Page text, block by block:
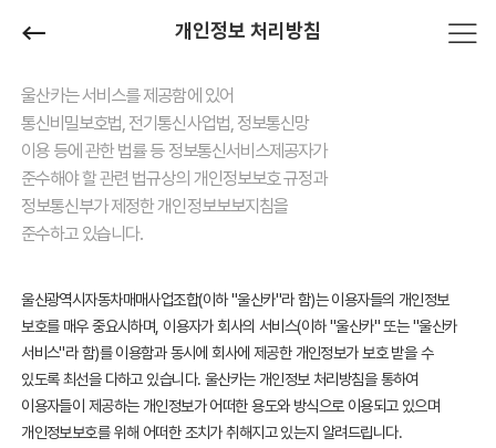
개인정보 처리방침
울산카는 서비스를 제공함에 있어
통신비밀보호법, 전기통신사업법, 정보통신망
이용 등에 관한 법률 등 정보통신서비스제공자가
준수해야 할 관련 법규상의 개인정보보호 규정과
정보통신부가 제정한 개인정보보보지침을
준수하고 있습니다.
울산광역시자동차매매사업조합(이하 "울산카"라 함)는 이용자들의 개인정보
보호를 매우 중요시하며, 이용자가 회사의 서비스(이하 "울산카" 또는 "울산카
서비스"라 함)를 이용함과 동시에 회사에 제공한 개인정보가 보호 받을 수
있도록 최선을 다하고 있습니다. 울산카는 개인정보 처리방침을 통하여
이용자들이 제공하는 개인정보가 어떠한 용도와 방식으로 이용되고 있으며
개인정보보호를 위해 어떠한 조치가 취해지고 있는지 알려드립니다.